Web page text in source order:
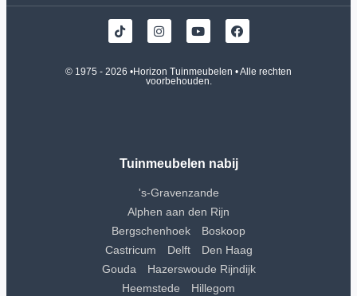
© 1975 - 2026 •Horizon Tuinmeubelen • Alle rechten
voorbehouden.
Tuinmeubelen nabij
's-Gravenzande
Alphen aan den Rijn
Bergschenhoek
Boskoop
Castricum
Delft
Den Haag
Gouda
Hazerswoude Rijndijk
Heemstede
Hillegom